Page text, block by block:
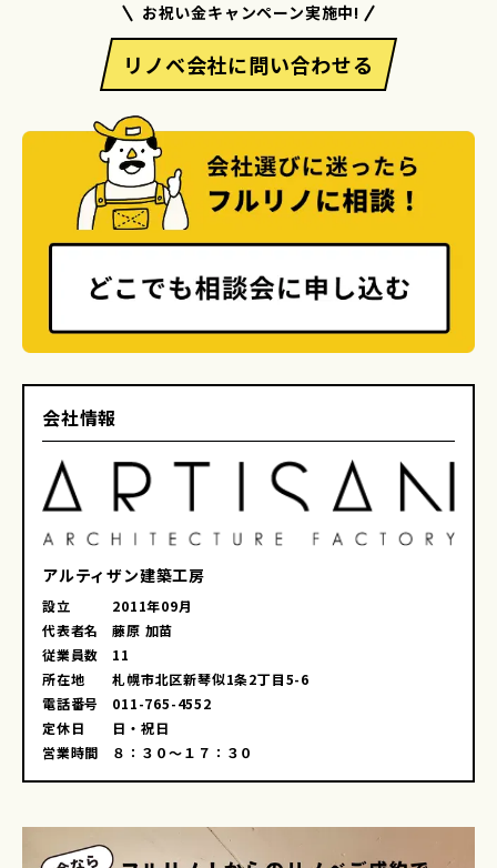
お祝い金キャンペーン実施中!
リノベ会社に問い合わせる
会社情報
アルティザン建築工房
設立
2011年09月
代表者名
藤原 加苗
従業員数
11
所在地
札幌市北区新琴似1条2丁目5-6
電話番号
011-765-4552
定休日
日・祝日
営業時間
８：３０～１７：３０